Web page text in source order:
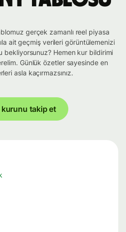
gerçek zamanlı reel piyasa
ait geçmiş verileri görüntülemenizi
bekliyorsunuz? Hemen kur bildirimi
Günlük özetler sayesinde en
asla kaçırmazsınız.
kurunu takip et